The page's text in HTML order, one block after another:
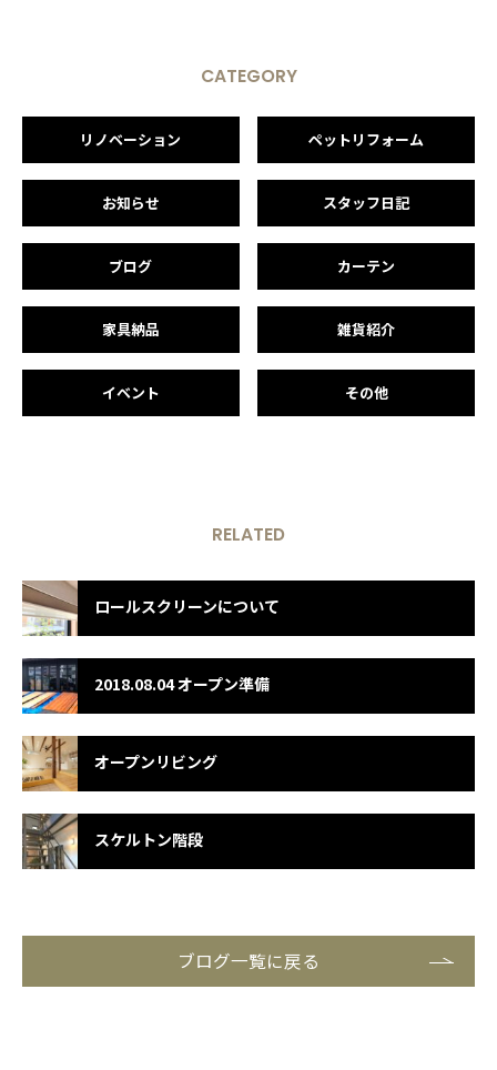
CATEGORY
リノベーション ペットリフォーム
お知らせ スタッフ日記
ブログ カーテン
家具納品 雑貨紹介
イベント その他
RELATED
ロールスクリーンについて
2018.08.04 オープン準備
オープンリビング
スケルトン階段
ブログ一覧に戻る